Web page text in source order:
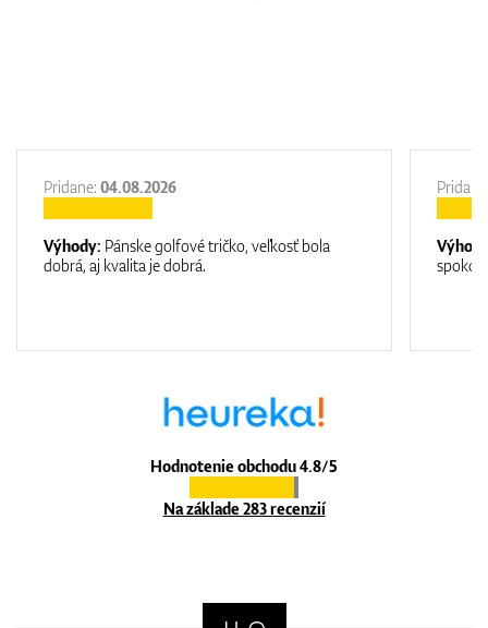
Hodnotenie obchodu 4.8/5
Na základe 283 recenzií
Pridane: 04.08.2026
Výhody: Pánske golfové tričko, veľkosť bola
dobrá, aj kvalita je dobrá.